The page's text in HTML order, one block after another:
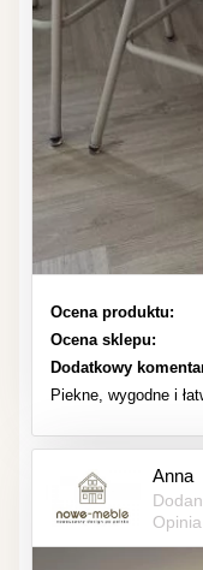
Ocena produktu:
Ocena sklepu:
Dodatkowy
Piekne, wygodne i
Anna